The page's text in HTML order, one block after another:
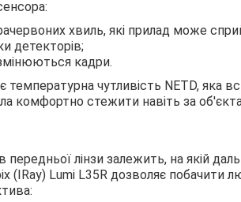
хвиль, які прилад може
детекторів;
кадри.
чутливість NETD, яка
комфортно стежити навіть за
передньої лінзи залежить, на якій
(IRay) Lumi L35R дозволяє побачити